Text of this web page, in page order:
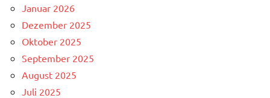
Januar 2026
Dezember 2025
Oktober 2025
September 2025
August 2025
Juli 2025